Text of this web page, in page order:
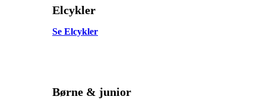
Elcykler
Se Elcykler
Børne & junior